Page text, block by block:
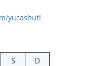
yucashuti
S
D